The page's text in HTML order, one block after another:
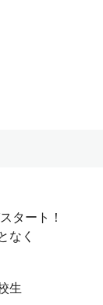
タート！⁡
なく⁡
生